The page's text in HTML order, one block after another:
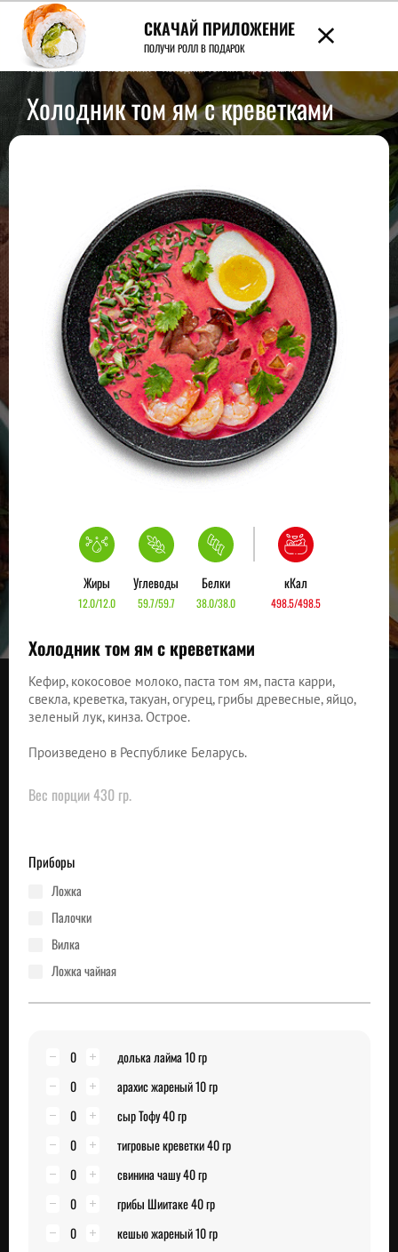
7989
Главная / Меню / НОВИНКИ / Холодник том ям с креветками
Холодник том ям с креветками
Жиры
12.0/12.0
Углеводы
59.7/59.7
Белки
38.0/38.0
кКал
498.5/498.5
Холодник том ям с креветками
Кефир, кокосовое молоко, паста том ям, паста карри,
свекла, креветка, такуан, огурец, грибы древесные, яйцо,
зеленый лук, кинза. Острое.
Произведено в Республике Беларусь.
Вес порции 430 гр.
Приборы
ложка
палочки
вилка
ложка чайная
0
долька лайма 10 гр
0
арахис жареный 10 гр
0
сыр Тофу 40 гр
0
тигровые креветки 40 гр
0
свинина чашу 40 гр
0
грибы Шиитаке 40 гр
0
кешью жареный 10 гр
СКАЧАЙ ПРИЛОЖЕНИЕ
ПОЛУЧИ РОЛЛ В ПОДАРОК